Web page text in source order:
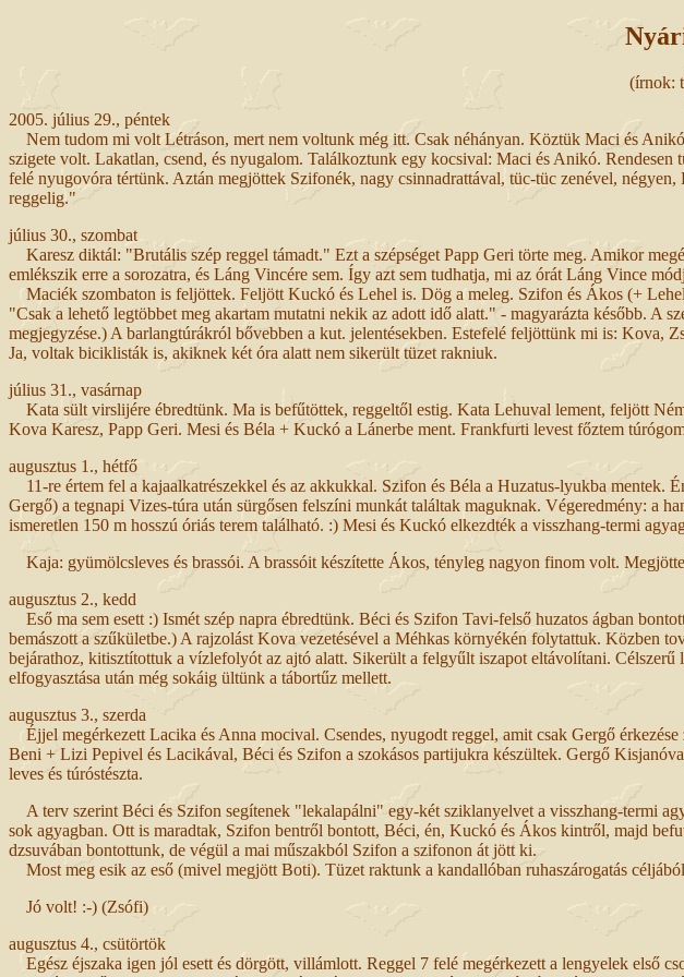
(írnok:
2005. július 29., péntek
Nem tudom mi volt Létráson, mert nem voltunk még itt. Csak néhányan. Köztük Maci és
szigete volt. Lakatlan, csend, és nyugalom. Találkoztunk egy kocsival: Maci és Anikó.
felé nyugovóra tértünk. Aztán megjöttek Szifonék, nagy csinnadrattával, tüc-tüc zenével,
reggelig."
július 30., szombat
Karesz diktál: "Brutális szép reggel támadt." Ezt a szépséget Papp Geri törte meg. Amikor
emlékszik erre a sorozatra, és Láng Vincére sem. Így azt sem tudhatja, mi az órát Láng Vince
Maciék szombaton is feljöttek. Feljött Kuckó és Lehel is. Dög a meleg. Szifon és Ákos (+
"Csak a lehető legtöbbet meg akartam mutatni nekik az adott idő alatt." - magyarázta később. A
megjegyzése.) A barlangtúrákról bővebben a kut. jelentésekben. Estefelé feljöttünk mi is: Kova,
Ja, voltak biciklisták is, akiknek két óra alatt nem sikerült tüzet rakniuk.
július 31., vasárnap
Kata sült virslijére ébredtünk. Ma is befűtöttek, reggeltől estig. Kata Lehuval lement, feljött
Kova Karesz, Papp Geri. Mesi és Béla + Kuckó a Lánerbe ment. Frankfurti levest főztem
augusztus 1., hétfő
11-re értem fel a kajaalkatrészekkel és az akkukkal. Szifon és Béla a Huzatus-lyukba
Gergő) a tegnapi Vizes-túra után sürgősen felszíni munkát találtak maguknak. Végeredmény: a
ismeretlen 150 m hosszú óriás terem található. :) Mesi és Kuckó elkezdték a visszhang-termi
Kaja: gyümölcsleves és brassói. A brassóit készítette Ákos, tényleg nagyon finom volt.
augusztus 2., kedd
Eső ma sem esett :) Ismét szép napra ébredtünk. Béci és Szifon Tavi-felső huzatos ágban
bemászott a szűkületbe.) A rajzolást Kova vezetésével a Méhkas környékén folytattuk. Közben
bejárathoz, kitisztítottuk a vízlefolyót az ajtó alatt. Sikerült a felgyűlt iszapot eltávolítani.
elfogyasztása után még sokáig ültünk a tábortűz mellett.
augusztus 3., szerda
Éjjel megérkezett Lacika és Anna mocival. Csendes, nyugodt reggel, amit csak Gergő
Beni + Lizi Pepivel és Lacikával, Béci és Szifon a szokásos partijukra készültek. Gergő
leves és túróstészta.
A terv szerint Béci és Szifon segítenek "lekalapálni" egy-két sziklanyelvet a visszhang-termi
sok agyagban. Ott is maradtak, Szifon bentről bontott, Béci, én, Kuckó és Ákos kintről, majd
dzsuvában bontottunk, de végül a mai műszakból Szifon a szifonon át jött ki.
Most meg esik az eső (mivel megjött Boti). Tüzet raktunk a kandallóban ruhaszárogatás
Jó volt! :-) (Zsófi)
augusztus 4., csütörtök
Egész éjszaka igen jól esett és dörgött, villámlott. Reggel 7 felé megérkezett a lengyelek első